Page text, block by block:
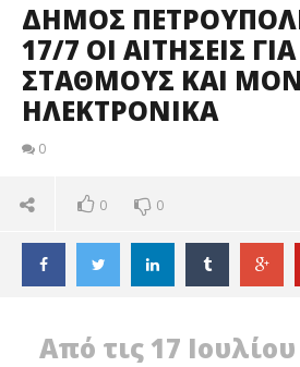
ΔΗΜΟΣ
17/7 ΟΙ ΑΙΤΗΣΕΙΣ
ΣΤΑΘΜΟΥΣ ΚΑΙ
ΗΛΕΚΤΡΟΝΙΚΑ
0
0 0
Από τις 17